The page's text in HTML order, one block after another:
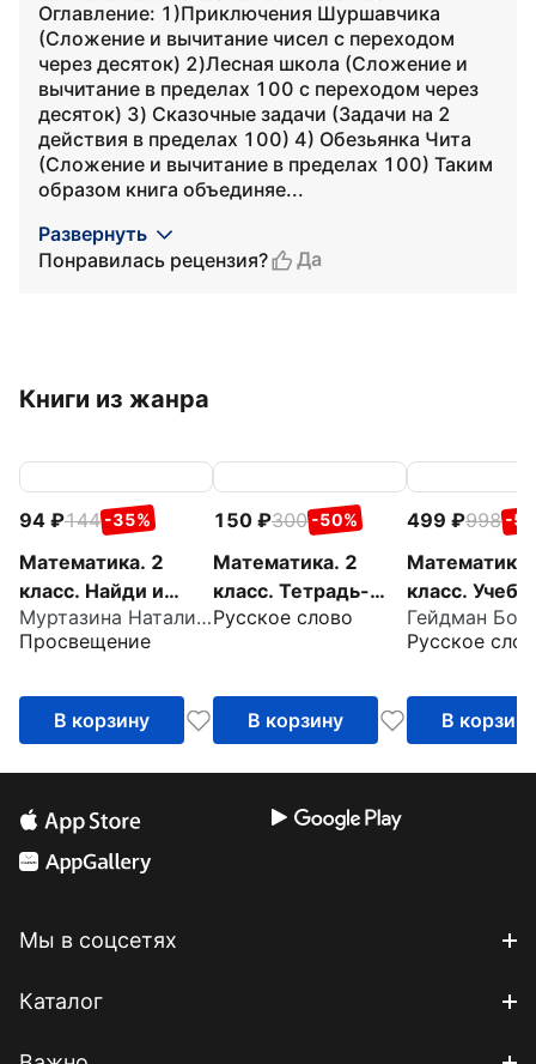
Оглавление: 1)Приключения Шуршавчика
(Сложение и вычитание чисел с переходом
через десяток) 2)Лесная школа (Сложение и
вычитание в пределах 100 с переходом через
десяток) 3) Сказочные задачи (Задачи на 2
действия в пределах 100) 4) Обезьянка Чита
(Сложение и вычитание в пределах 100) Таким
образом книга объединяе...
Развернуть
Понравилась рецензия?
Да
Книги из жанра
94 144 -35%
Математика. 2
класс. Найди и
исправь ошибку
Муртазина Наталия Алексеевна
Просвещение
В корзину
150 300 -50%
Математика. 2
класс. Тетрадь-
тренажёр для
навыков
Русское слово
В корзину
499 998 -
класс.
пособие. В
частях.
Русское
В корзину
Мы в соцсетях
Каталог